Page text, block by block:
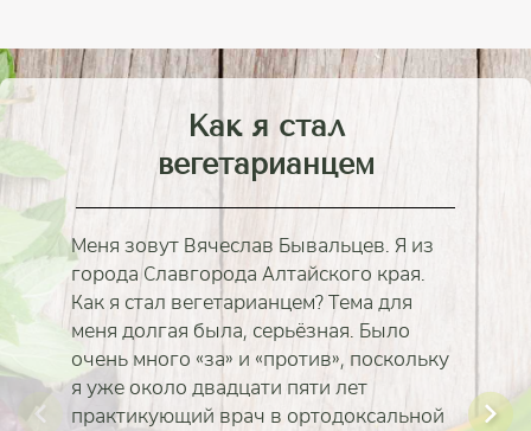
Как я стал
вегетарианцем
Меня зовут Вячеслав Бывальцев. Я из
города Славгорода Алтайского края.
Как я стал вегетарианцем? Тема для
меня долгая была, серьёзная. Было
очень много «за» и «против», поскольку
я уже около двадцати пяти лет
практикующий врач в ортодоксальной